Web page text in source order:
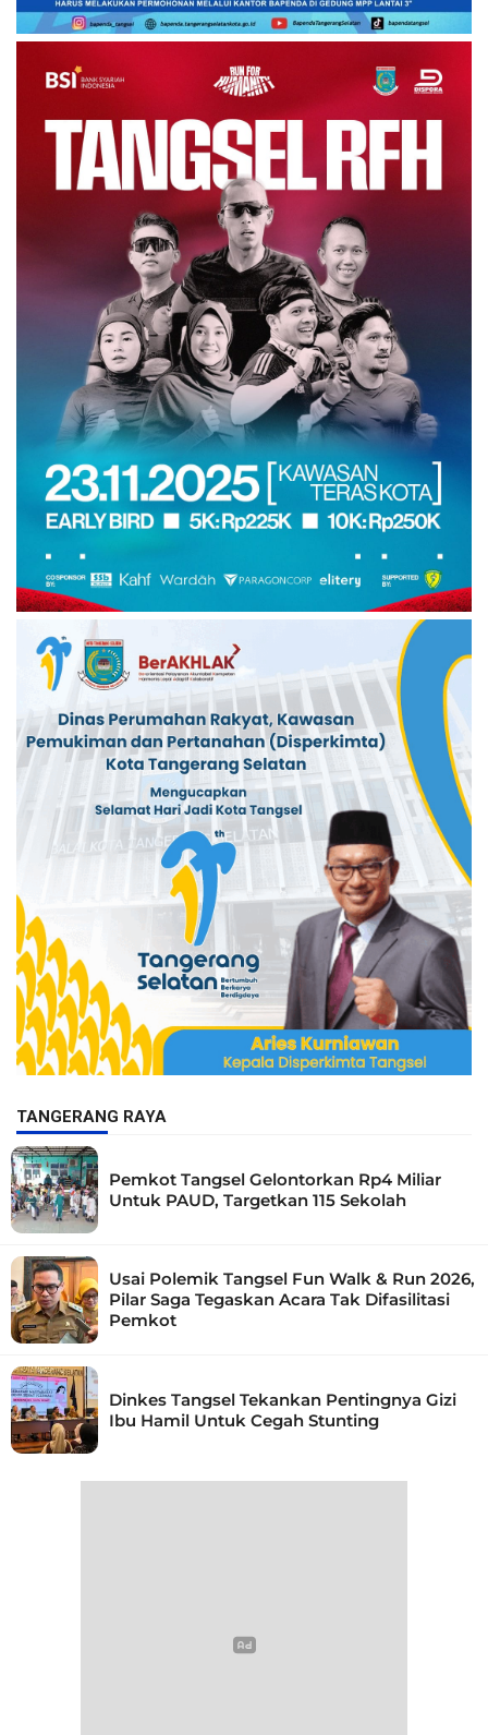
TANGERANG RAYA
Pemkot Tangsel Gelontorkan Rp4 Miliar
Untuk PAUD, Targetkan 115 Sekolah
Usai Polemik Tangsel Fun Walk & Run 2026,
Pilar Saga Tegaskan Acara Tak Difasilitasi
Pemkot
Dinkes Tangsel Tekankan Pentingnya Gizi
Ibu Hamil Untuk Cegah Stunting